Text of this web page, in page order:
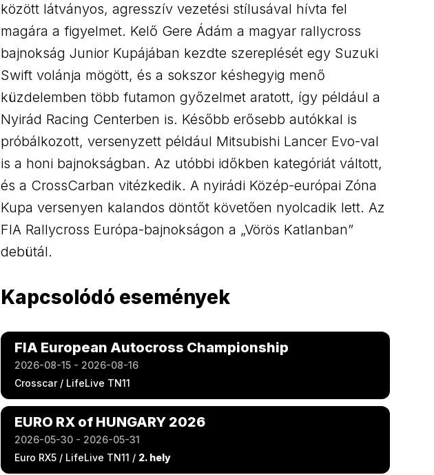
között látványos, agresszív vezetési stílusával hívta fel
magára a figyelmet. Kelő Gere Ádám a magyar rallycross
bajnokság Junior Kupájában kezdte szereplését egy Suzuki
Swift volánja mögött, és a sokszor késhegyig menő
küzdelemben több futamon győzelmet aratott, így például a
Nyirád Racing Centerben is. Később erősebb autókkal is
próbálkozott, versenyzett például Mitsubishi Lancer Evo-val
is a honi bajnokságban. Az utóbbi időkben kategóriát váltott,
és a CrossCarban vitézkedik. A nyirádi Közép-európai Zóna
Kupa versenyen kalandos döntőt követően nyolcadik lett. Az
FIA Rallycross Európa-bajnokságon a „Vörös Katlanban”
debütál.
Kapcsolódó események
FIA European Autocross Championship
2026-08-15 - 2026-08-16
Crosscar / LifeLive TN11
EURO RX of HUNGARY 2026
2026-05-30 - 2026-05-31
Euro RX5 / LifeLive TN11 / 2. hely